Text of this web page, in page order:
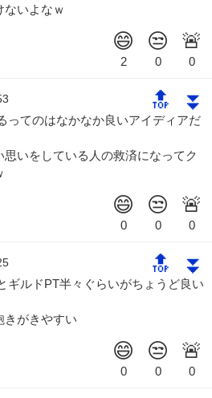
ないよなｗ
🔝 ⏬
ってのはなかなか良いアイディアだ
いをしている人の救済になってク
🔝 ⏬
ギルドPT半々ぐらいがちょうど良い
きがきやすい